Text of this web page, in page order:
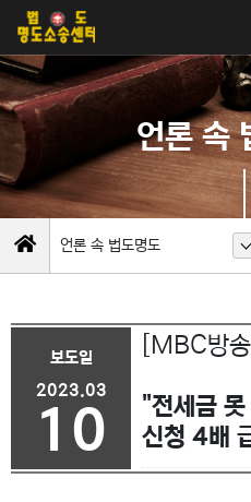
언론 속
언론 속 법도명도
보도일
2023.03
10
[MBC방
"전세금 못
신청 4배